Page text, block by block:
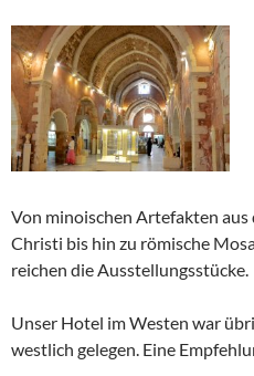
Von minoischen Artefakten
Christi bis hin zu römische
reichen die Ausstellungsstücke.
Unser Hotel im Westen war
westlich gelegen. Eine